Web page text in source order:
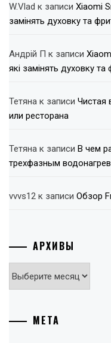
W.Vlad к записи Xiaomi
замінять духовку та
Андрій П к записи
які замінять духовку
Тетяна к записи Чистая
или ресторана
Тетяна к записи В чем
трехфазным
vvvs12 к записи Обзор
АРХИВЫ
Архивы
МЕТА